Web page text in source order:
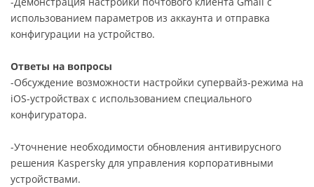
использованием параметров из аккаунта и отправка
конфигурации на устройство.
Ответы на вопросы
-Обсуждение возможности настройки супервайз-режима на
iOS-устройствах с использованием специального
конфигуратора.
-Уточнение необходимости обновления антивирусного
решения Kaspersky для управления корпоративными
устройствами.